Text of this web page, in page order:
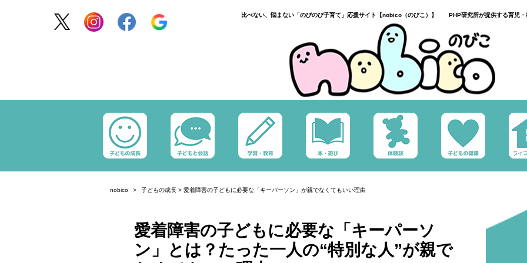
比べない、悩まない「のびのび子育て」応援サイト【nobico（のびこ）】 PHP研究所が提供する育児・
nobico 子どもの成長 > 愛着障害の子どもに必要な「キーパーソン」が親でなくてもいい理由
愛着障害の子どもに必要な「キーパーソ
ン」とは？たった一人の“特別な人”が親で